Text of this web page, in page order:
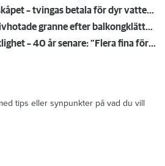
Rensade inte hålet i kylskåpet – tvingas betala för dyr vattenskada
Naken gängkriminell knivhotade granne efter balkongklättring
Kompisdealen blev verklighet – 40 år senare: "Flera fina fördelar med att dela bostad"
tips eller synpunkter på vad du vill